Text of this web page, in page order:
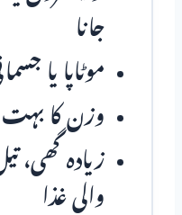
جانا
موٹاپا یا
وزن کا بہت
زیادہ گھی،
والی غذا